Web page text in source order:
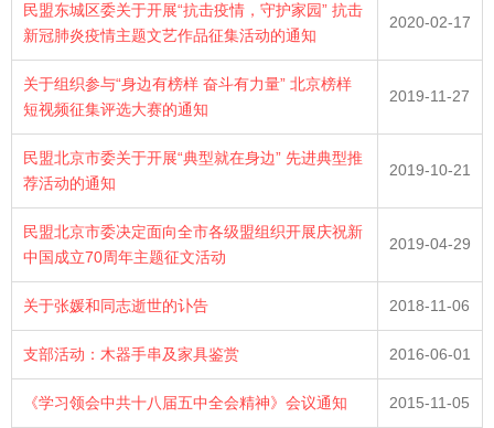
民盟东城区委关于开展“抗击疫情，守护家园” 抗击
新冠肺炎疫情主题文艺作品征集活动的通知
2020-02-17
关于组织参与“身边有榜样 奋斗有力量” 北京榜样
短视频征集评选大赛的通知
2019-11-27
民盟北京市委关于开展“典型就在身边” 先进典型推
荐活动的通知
2019-10-21
民盟北京市委决定面向全市各级盟组织开展庆祝新
中国成立70周年主题征文活动
2019-04-29
关于张媛和同志逝世的讣告 2018-11-06
支部活动：木器手串及家具鉴赏 2016-06-01
《学习领会中共十八届五中全会精神》会议通知 2015-11-05